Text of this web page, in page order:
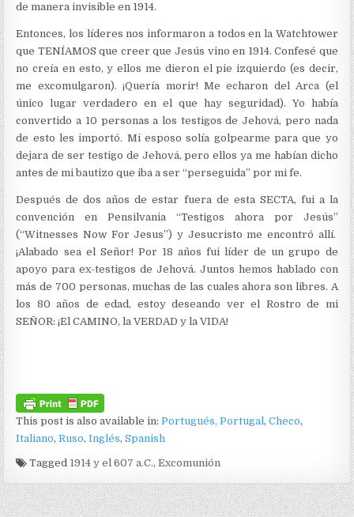
de manera invisible en 1914.
Entonces, los líderes nos informaron a todos en la Watchtower
que TENÍAMOS que creer que Jesús vino en 1914. Confesé que
no creía en esto, y ellos me dieron el pie izquierdo (es decir,
me excomulgaron). ¡Quería morir! Me echaron del Arca (el
único lugar verdadero en el que hay seguridad). Yo había
convertido a 10 personas a los testigos de Jehová, pero nada
de esto les importó. Mi esposo solía golpearme para que yo
dejara de ser testigo de Jehová, pero ellos ya me habían dicho
antes de mi bautizo que iba a ser “perseguida” por mi fe.
Después de dos años de estar fuera de esta SECTA, fui a la
convención en Pensilvania “Testigos ahora por Jesús”
(“Witnesses Now For Jesus”) y Jesucristo me encontró allí.
¡Alabado sea el Señor! Por 18 años fui líder de un grupo de
apoyo para ex-testigos de Jehová. Juntos hemos hablado con
más de 700 personas, muchas de las cuales ahora son libres. A
los 80 años de edad, estoy deseando ver el Rostro de mi
SEÑOR: ¡El CAMINO, la VERDAD y la VIDA!
This post is also available in:Portugués, Portugal Checo
Italiano Ruso Inglés Spanish
Tagged 1914 y el 607 a.C.,Excomunión